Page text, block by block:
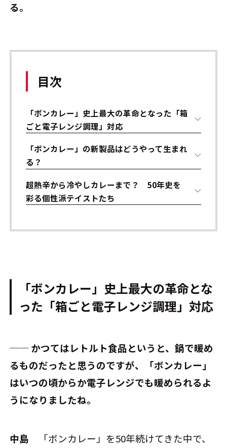
る。
目次
「ボンカレー」史上最大の革命となった「箱
ごと電子レンジ調理」対応
「ボンカレー」の新製品はどうやって生まれ
る？
超熱辛から冷やしカレーまで？ 50年史を
彩る個性派テイストたち
「ボンカレー」史上最大の革命とな
った「箱ごと電子レンジ調理」対応
── かつてはレトルト食品というと、鍋で暖め
るものだったと思うのですが、「ボンカレー」
はいつの頃からか電子レンジでも暖められるよ
うになりましたね。
中島 「ボンカレー」を50年続けてきた中で、